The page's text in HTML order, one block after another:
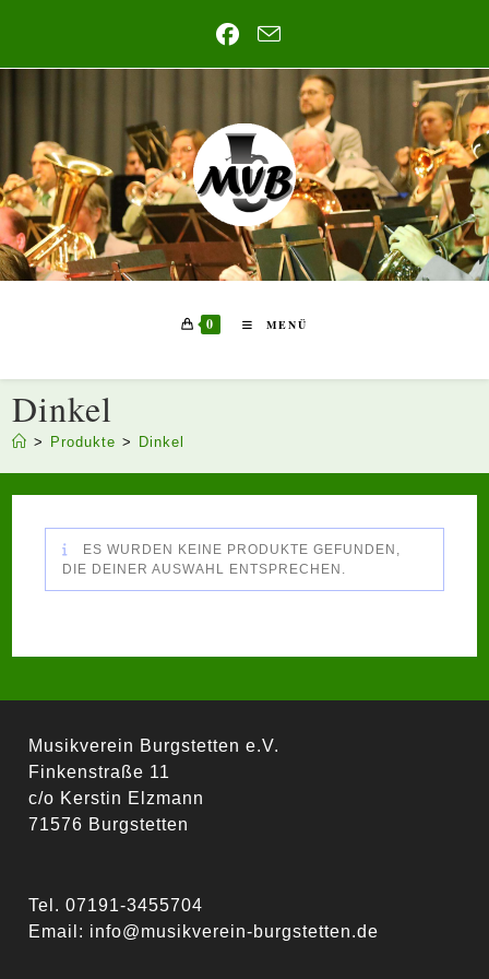
0 MENÜ
Dinkel
> Produkte > Dinkel
ES WURDEN KEINE PRODUKTE GEFUNDEN,
DIE DEINER AUSWAHL ENTSPRECHEN.
Musikverein Burgstetten e.V.
Finkenstraße 11
c/o Kerstin Elzmann
71576 Burgstetten
Tel. 07191-3455704
Email: info@musikverein-burgstetten.de